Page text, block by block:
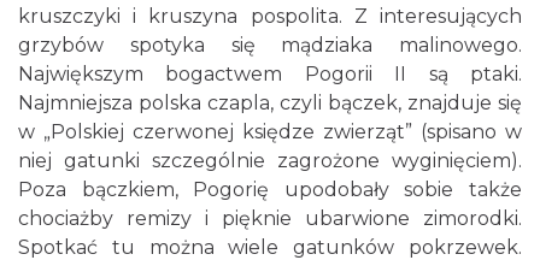
kruszczyki i kruszyna pospolita. Z interesujących
grzybów spotyka się mądziaka malinowego.
Największym bogactwem Pogorii II są ptaki.
Najmniejsza polska czapla, czyli bączek, znajduje się
w „Polskiej czerwonej księdze zwierząt” (spisano w
niej gatunki szczególnie zagrożone wyginięciem).
Poza bączkiem, Pogorię upodobały sobie także
chociażby remizy i pięknie ubarwione zimorodki.
Spotkać tu można wiele gatunków pokrzewek.